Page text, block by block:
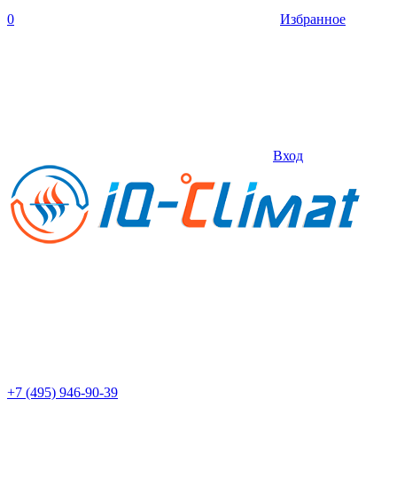
0 Избранное
Вход
+7 (495) 946-90-39